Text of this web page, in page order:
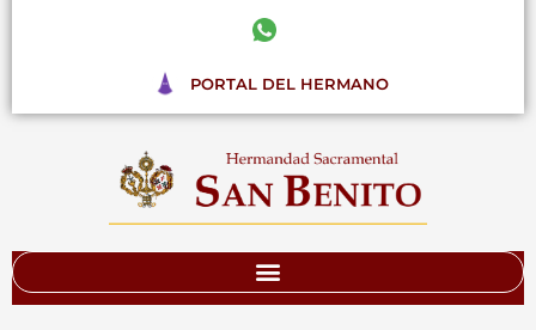
PORTAL DEL HERMANO